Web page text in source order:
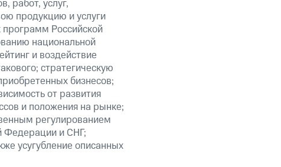
работ, услуг,
продукцию и услуги
Российской
национальной
и воздействие
стратегическую
бизнесов;
от развития
и положения на рынке;
регулированием
Федерации и СНГ;
усугубление описанных